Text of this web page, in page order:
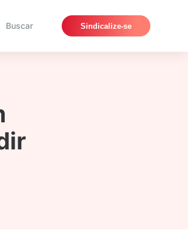
Buscar Sindicalize-se
Pesquisar